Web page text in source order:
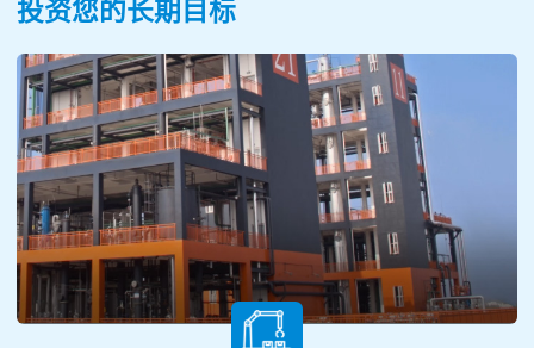
投资您的长期目标